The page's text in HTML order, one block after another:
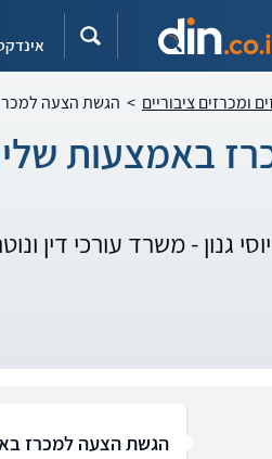
ומכרזים ציבוריים > הגשת הצעה
באמצעות
גנון - משרד עורכי דין
הגשת הצעה למכרז